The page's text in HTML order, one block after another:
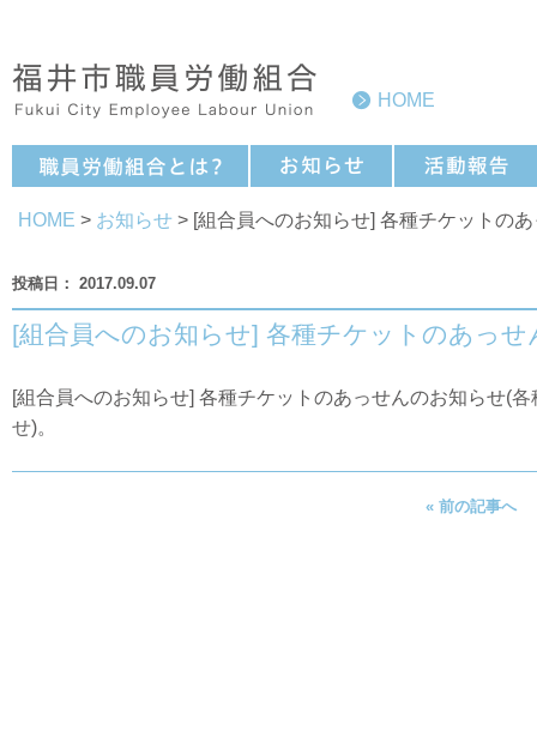
HOME
HOME > お知らせ > [組合員へのお知らせ] 各種チケットの
2017.09.07
[組合員へのお知らせ] 各種チケットのあっせ
[組合員へのお知らせ] 各種チケットのあっせんのお知らせ(各
せ)。
« 前の記事へ